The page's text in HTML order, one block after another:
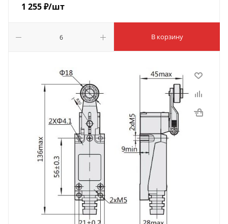
1 255₽/шт
В корзину